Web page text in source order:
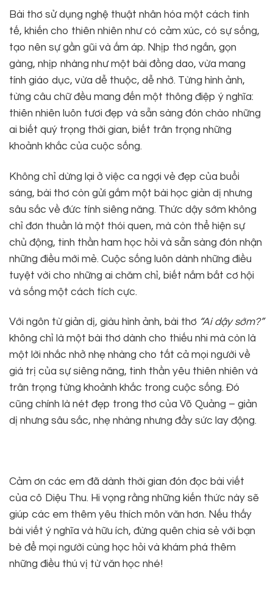
Bài thơ sử dụng nghệ thuật nhân hóa một cách tinh
tế, khiến cho thiên nhiên như có cảm xúc, có sự sống,
tạo nên sự gần gũi và ấm áp. Nhịp thơ ngắn, gọn
gàng, nhịp nhàng như một bài đồng dao, vừa mang
tính giáo dục, vừa dễ thuộc, dễ nhớ. Từng hình ảnh,
từng câu chữ đều mang đến một thông điệp ý nghĩa:
thiên nhiên luôn tươi đẹp và sẵn sàng đón chào những
ai biết quý trọng thời gian, biết trân trọng những
khoảnh khắc của cuộc sống.
Không chỉ dừng lại ở việc ca ngợi vẻ đẹp của buổi
sáng, bài thơ còn gửi gắm một bài học giản dị nhưng
sâu sắc về đức tính siêng năng. Thức dậy sớm không
chỉ đơn thuần là một thói quen, mà còn thể hiện sự
chủ động, tinh thần ham học hỏi và sẵn sàng đón nhận
những điều mới mẻ. Cuộc sống luôn dành những điều
tuyệt vời cho những ai chăm chỉ, biết nắm bắt cơ hội
và sống một cách tích cực.
Với ngôn từ giản dị, giàu hình ảnh, bài thơ “Ai dậy sớm?”
không chỉ là một bài thơ dành cho thiếu nhi mà còn là
một lời nhắc nhở nhẹ nhàng cho tất cả mọi người về
giá trị của sự siêng năng, tinh thần yêu thiên nhiên và
trân trọng từng khoảnh khắc trong cuộc sống. Đó
cũng chính là nét đẹp trong thơ của Võ Quảng – giản
dị nhưng sâu sắc, nhẹ nhàng nhưng đầy sức lay động.
Cảm ơn các em đã dành thời gian đón đọc bài viết
của cô Diệu Thu. Hi vọng rằng những kiến thức này sẽ
giúp các em thêm yêu thích môn văn hơn. Nếu thấy
bài viết ý nghĩa và hữu ích, đừng quên chia sẻ với bạn
bè để mọi người cùng học hỏi và khám phá thêm
những điều thú vị từ văn học nhé!